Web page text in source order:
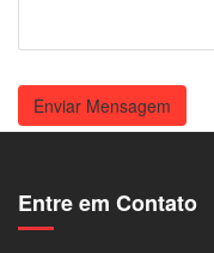
Enviar Mensagem
Entre em Contato